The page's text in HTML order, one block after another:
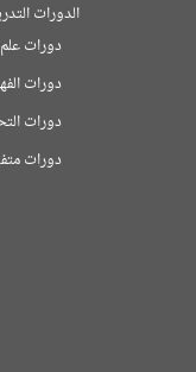
الدورات
دورات
دورات
دورات
دورات